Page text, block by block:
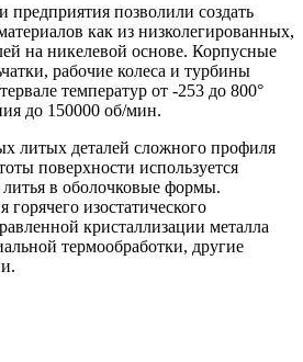
предприятия позволили создать
как из низколегированных,
на никелевой основе. Корпусные
рабочие колеса и турбины
температур от -253 до 800°
до 150000 об/мин.
литых деталей сложного профиля
поверхности используется
в оболочковые формы.
изостатического
кристаллизации металла
термообработки, другие